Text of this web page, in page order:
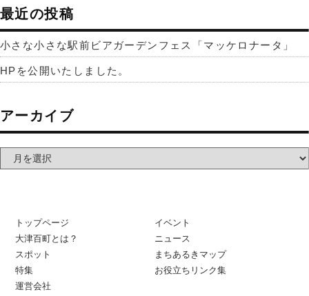
最近の投稿
小さな小さな駅前ビアガーデンフェス「マッケロナータ」
HPを公開いたしました。
アーカイブ
トップページ
大津百町とは？
スポット
特集
イベント
ニュース
まちあるきマップ
お役立ちリンク集
運営会社